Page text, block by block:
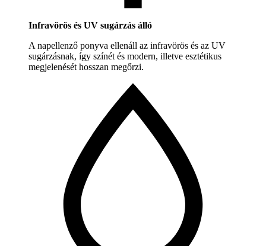
Infravörös és UV sugárzás álló
A napellenző ponyva ellenáll az infravörös és az UV
sugárzásnak, így színét és modern, illetve esztétikus
megjelenését hosszan megőrzi.